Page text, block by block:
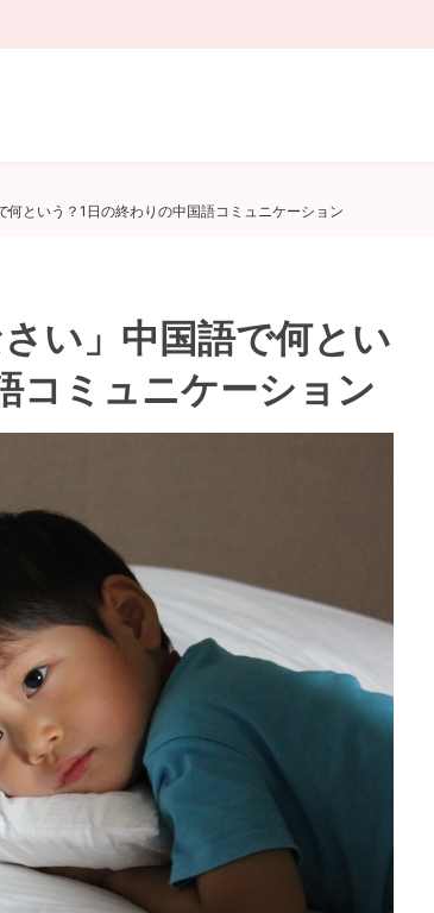
何という？1日の終わりの中国語コミュニケーション
い」中国語で何とい
コミュニケーション